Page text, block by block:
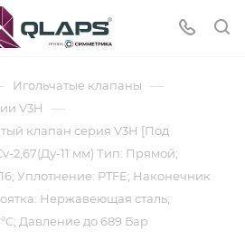
Игольчатые клапаны —
V3H —
клапан серия V3H [Под
2,67(Ду-11 мм) Тип: Прямой;
Уплотнение: PTFE; Наконечник
Нержавеющая сталь;
Давление до 689 Бар